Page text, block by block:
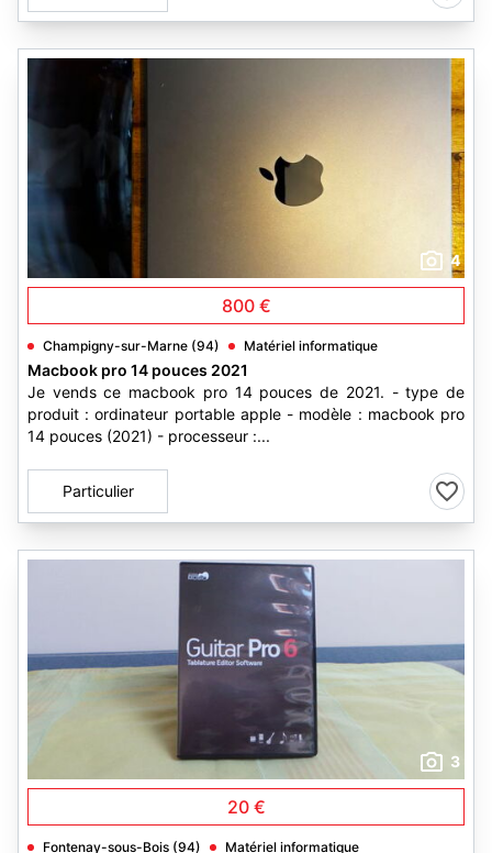
4
800 €
Champigny-sur-Marne (94) Matériel informatique
Macbook pro 14 pouces 2021
Je vends ce macbook pro 14 pouces de 2021. - type de
produit : ordinateur portable apple - modèle : macbook pro
14 pouces (2021) - processeur :...
Particulier
3
20 €
Fontenay-sous-Bois (94) Matériel informatique